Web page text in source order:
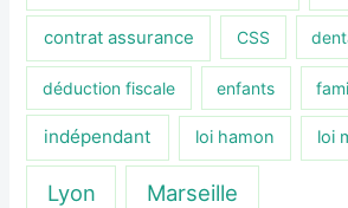
contrat assurance CSS
déduction fiscale enfants
indépendant loi hamon loi
Lyon Marseille